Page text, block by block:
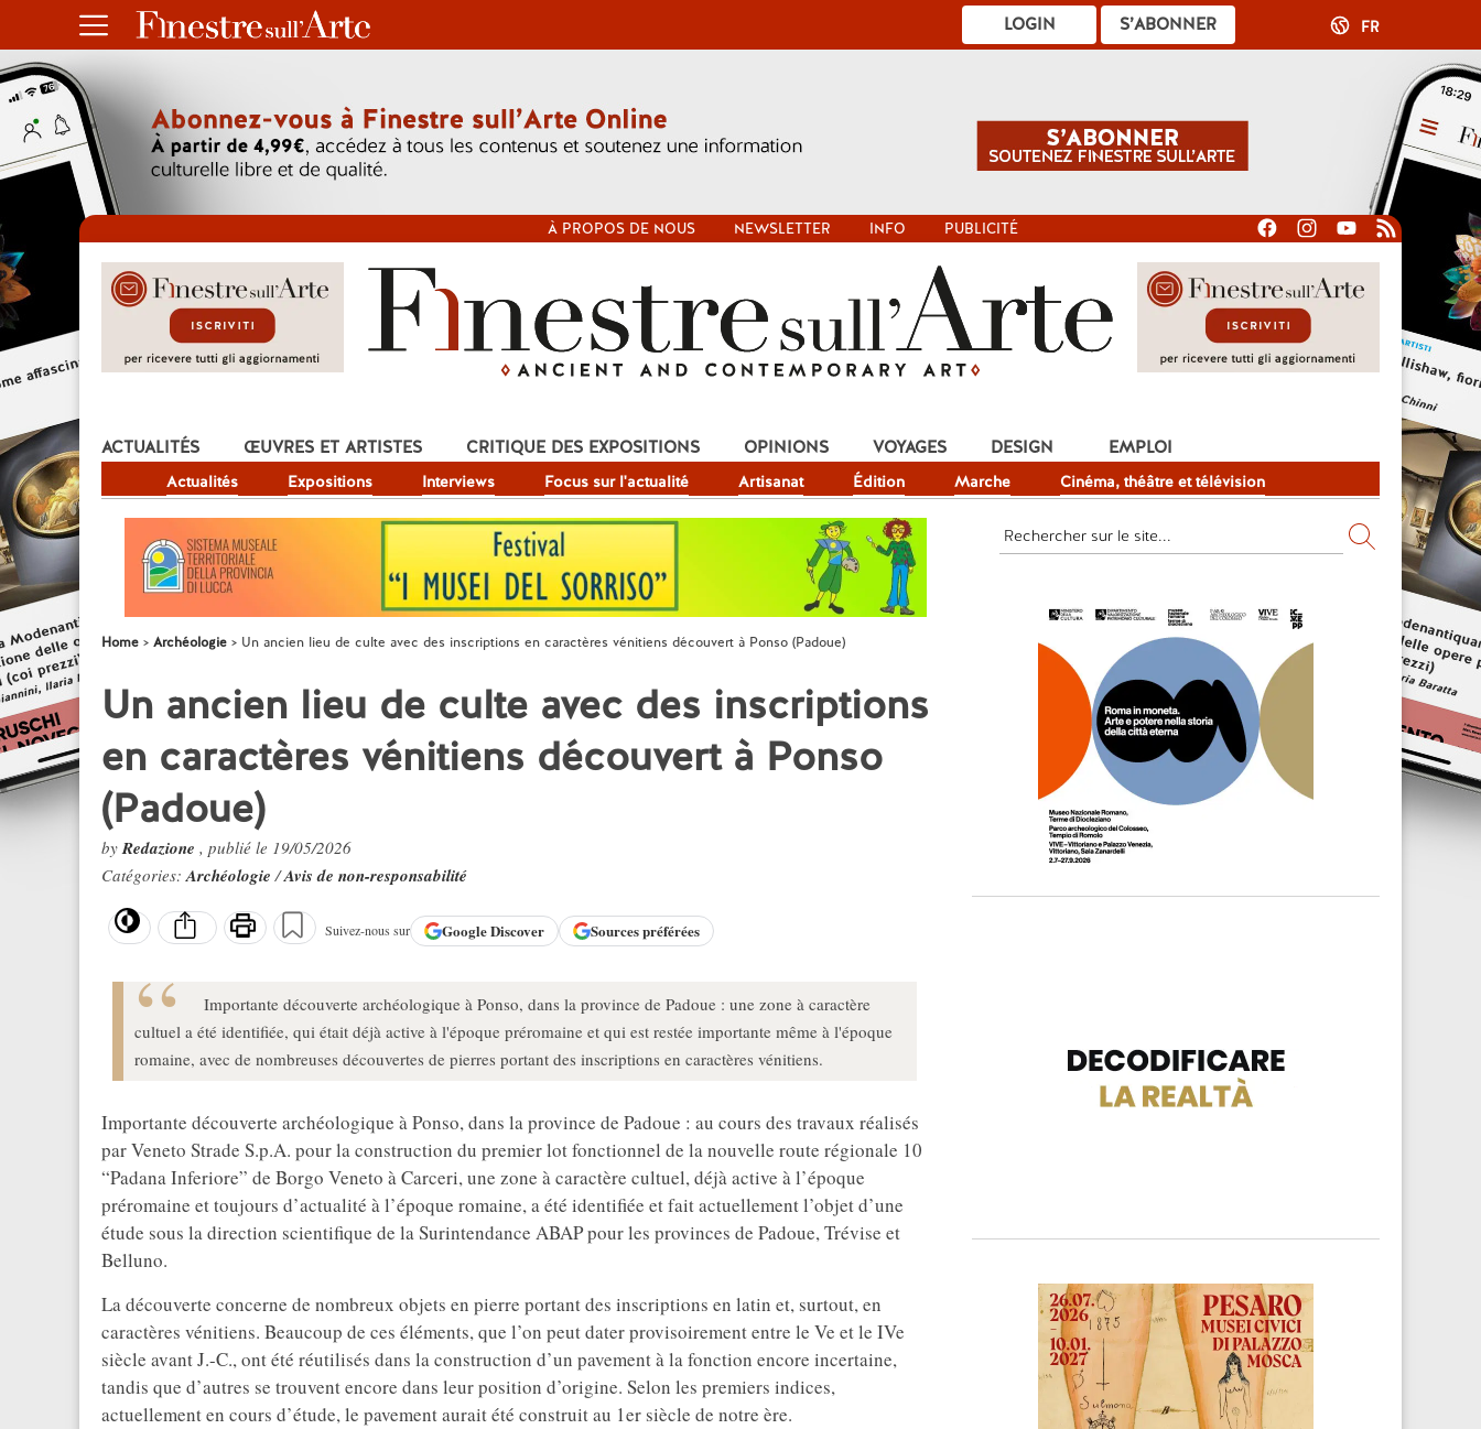
S’ABONNER
LOGIN FR
À PROPOS DE NOUS NEWSLETTER INFO PUBLICITÉ
ACTUALITÉS
Actualités Expositions Interviews Focus sur l'actualité Artisanat Édition Marche Cinéma, théâtre et télévision
ŒUVRES ET ARTISTES CRITIQUE DES EXPOSITIONS OPINIONS VOYAGES DESIGN EMPLOI
Home Archéologie Un ancien lieu de culte avec des inscriptions en caractères vénitiens découvert à Ponso (Padoue)
Un ancien lieu de culte avec des inscriptions
en caractères vénitiens découvert à Ponso
(Padoue)
byRedazione , publié le 19/05/2026
Catégories:Archéologie/Avis de non-responsabilité
Suivez-nous sur GoogleDiscover Sources préférées
Importante découverte archéologique à Ponso, dans la province de Padoue : une zone à caractère
cultuel a été identifiée, qui était déjà active à l'époque préromaine et qui est restée importante même à l'époque
romaine, avec de nombreuses découvertes de pierres portant des inscriptions en caractères vénitiens.
Importante découverte archéologique à Ponso, dans la province de Padoue : au cours des travaux réalisés
par Veneto Strade S.p.A. pour la construction du premier lot fonctionnel de la nouvelle route régionale 10
“Padana Inferiore” de Borgo Veneto à Carceri, une zone à caractère cultuel, déjà active à l’époque
préromaine et toujours d’actualité à l’époque romaine, a été identifiée et fait actuellement l’objet d’une
étude sous la direction scientifique de la Surintendance ABAP pour les provinces de Padoue, Trévise et
Belluno.
La découverte concerne de nombreux objets en pierre portant des inscriptions en latin et, surtout, en
caractères vénitiens. Beaucoup de ces éléments, que l’on peut dater provisoirement entre le Ve et le IVe
siècle avant J.-C., ont été réutilisés dans la construction d’un pavement à la fonction encore incertaine,
tandis que d’autres se trouvent encore dans leur position d’origine. Selon les premiers indices,
actuellement en cours d’étude, le pavement aurait été construit au 1er siècle de notre ère.